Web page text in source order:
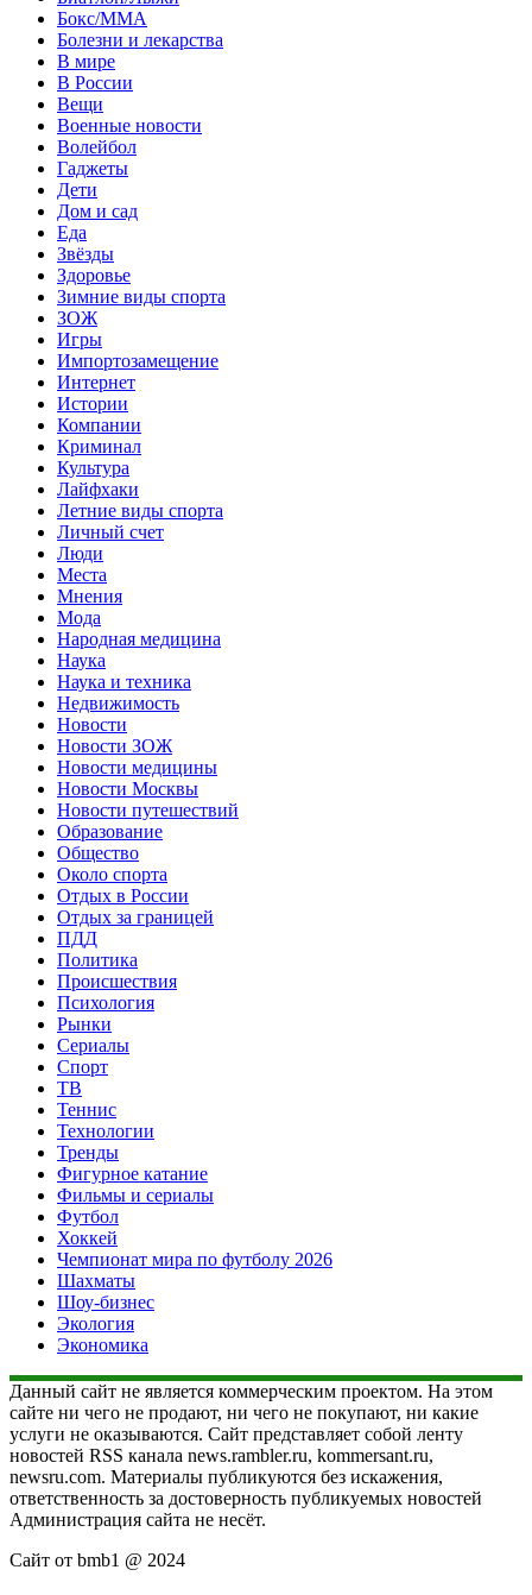
Бокс/MMA
Болезни и лекарства
В мире
В России
Вещи
Военные новости
Волейбол
Гаджеты
Дети
Дом и сад
Еда
Звёзды
Здоровье
Зимние виды спорта
ЗОЖ
Игры
Импортозамещение
Интернет
Истории
Компании
Криминал
Культура
Лайфхаки
Летние виды спорта
Личный счет
Люди
Места
Мнения
Мода
Народная медицина
Наука
Наука и техника
Недвижимость
Новости
Новости ЗОЖ
Новости медицины
Новости Москвы
Новости путешествий
Образование
Общество
Около спорта
Отдых в России
Отдых за границей
ПДД
Политика
Происшествия
Психология
Рынки
Сериалы
Спорт
ТВ
Теннис
Технологии
Тренды
Фигурное катание
Фильмы и сериалы
Футбол
Хоккей
Чемпионат мира по футболу 2026
Шахматы
Шоу-бизнес
Экология
Экономика
Данный сайт не является коммерческим проектом. На этом
сайте ни чего не продают, ни чего не покупают, ни какие
услуги не оказываются. Сайт представляет собой ленту
новостей RSS канала news.rambler.ru, kommersant.ru,
newsru.com. Материалы публикуются без искажения,
ответственность за достоверность публикуемых новостей
Администрация сайта не несёт.
Сайт от bmb1 @ 2024